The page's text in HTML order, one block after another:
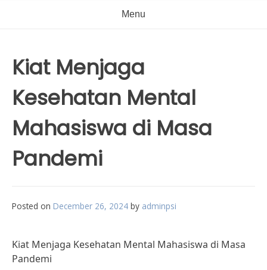
Menu
Kiat Menjaga
Kesehatan Mental
Mahasiswa di Masa
Pandemi
Posted on December 26, 2024 by adminpsi
Kiat Menjaga Kesehatan Mental Mahasiswa di Masa
Pandemi